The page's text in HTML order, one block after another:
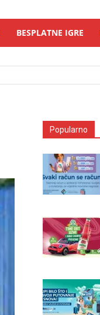
BESPLATNE IGRE
Popularno